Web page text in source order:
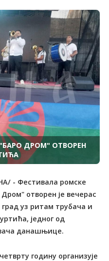
ДРОМ" ОТВОРЕН
- Фестивала ромске
отворен је вечерас
уз ритам трубача и
једног од
данашњице.
годину организује